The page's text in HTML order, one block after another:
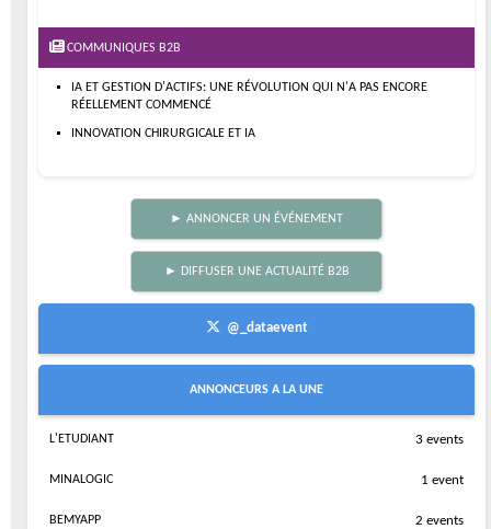
COMMUNIQUES B2B
IA ET GESTION D'ACTIFS: UNE RÉVOLUTION QUI N'A PAS ENCORE
RÉELLEMENT COMMENCÉ
INNOVATION CHIRURGICALE ET IA
► ANNONCER UN ÉVÉNEMENT
► DIFFUSER UNE ACTUALITÉ B2B
@_dataevent
ANNONCEURS A LA UNE
L'ETUDIANT 3 events
MINALOGIC 1 event
BEMYAPP 2 events